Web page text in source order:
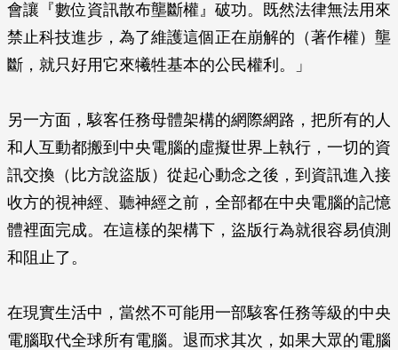
會讓『數位資訊散布壟斷權』破功。既然法律無法用來
禁止科技進步，為了維護這個正在崩解的（著作權）壟
斷，就只好用它來犧牲基本的公民權利。」
另一方面，駭客任務母體架構的網際網路，把所有的人
和人互動都搬到中央電腦的虛擬世界上執行，一切的資
訊交換（比方說盜版）從起心動念之後，到資訊進入接
收方的視神經、聽神經之前，全部都在中央電腦的記憶
體裡面完成。在這樣的架構下，盜版行為就很容易偵測
和阻止了。
在現實生活中，當然不可能用一部駭客任務等級的中央
電腦取代全球所有電腦。退而求其次，如果大眾的電腦